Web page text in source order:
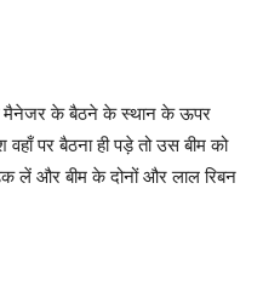
मैनेजर के बैठने के स्थान के ऊपर
वहाँ पर बैठना ही पड़े तो उस बीम को
लें और बीम के दोनों और लाल रिबन